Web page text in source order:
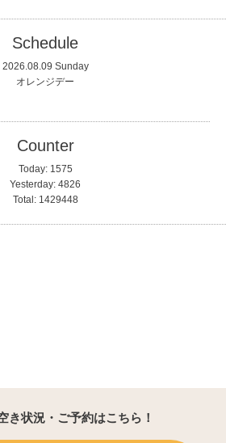
Schedule
2026.08.09 Sunday
オレンジデー
Counter
Today: 1575
Yesterday: 4826
Total: 1429448
き状況・ご予約はこちら！